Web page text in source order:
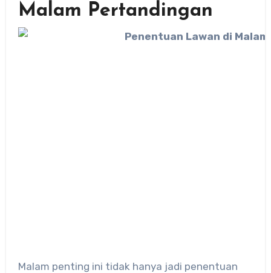
Malam Pertandingan
Malam penting ini tidak hanya jadi penentuan